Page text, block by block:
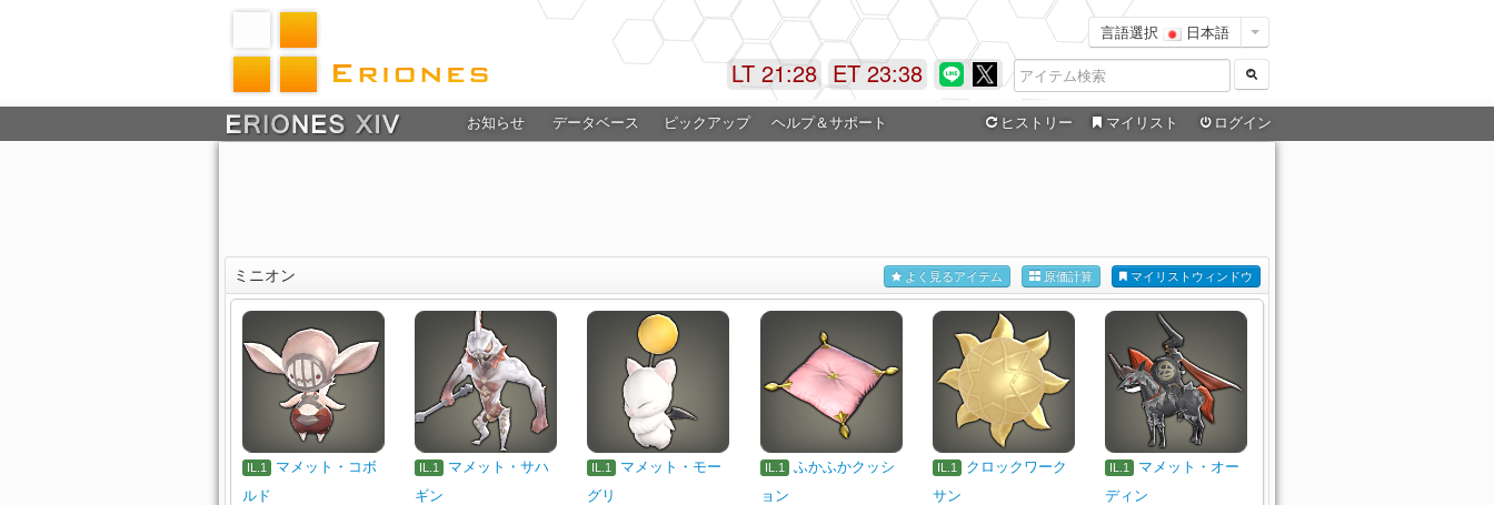
言語選択 日本語
ET 23:38
LT 21:28
お知らせ データベース ピックアップ ヘルプ＆サポート ヒストリー マイリスト ログイン
ミニオン マイリストウィンドウ
原価計算
よく見るアイテム
IL.1
マメット・コボ
ルド
IL.1
マメット・サハ
ギン
IL.1
マメット・モー
グリ
IL.1
ふかふかクッシ
ョン
IL.1
クロックワーク
サン
IL.1
マメット・オー
ディン